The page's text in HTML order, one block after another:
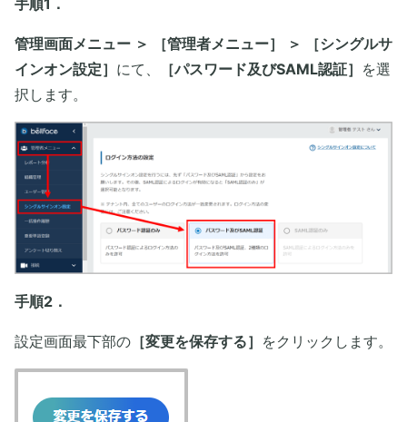
手順1．
管理画面メニュー ＞ ［管理者メニュー］ ＞ ［シングルサ
インオン設定］ にて、 ［パスワード及びSAML認証］ を選
択します。
手順2．
設定画面最下部の ［変更を保存する］ をクリックします。